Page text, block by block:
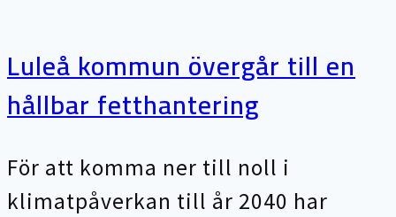
Luleå kommun övergår till en
hållbar fetthantering
För att komma ner till noll i
klimatpåverkan till år 2040 har